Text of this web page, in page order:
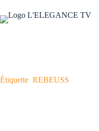
contenu
Étiquette REBEUSS